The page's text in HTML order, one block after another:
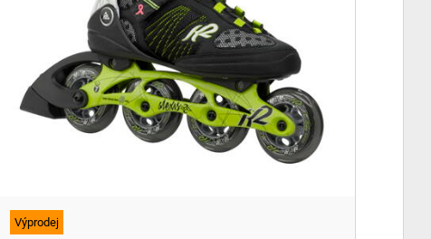
Výprodej